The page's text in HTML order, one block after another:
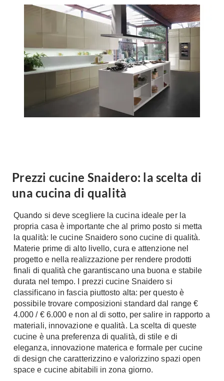
Cappe
Asciugatrici
Piccoli
Casalinghi
Moka
Soggiorno
Mobili Soggiorno
Vetrine
Pareti Attrezzate
Porta Tv
Contatti
Divani
Divani moderni
Divani classici
Poltrone
Poltroncine
Divanoletto
Faretti
Applique
Plafoniere
Riscaldamento
Caminetti
Stufe
Radiatori
Caldaie
Climatizzatori
Deumidificatori
Chiller
Pompe di calore
Ecologia
Geotermia
Case in Legno
Case Prefabbricate
Fotovoltaico
Riciclo
Energie Rinnovabili
Bioedilizia
Prezzi cucine Snaidero: la scelta di
una cucina di qualità
Quando si deve scegliere la cucina ideale per la
propria casa è importante che al primo posto si metta
la qualità: le cucine Snaidero sono cucine di qualità.
Materie prime di alto livello, cura e attenzione nel
progetto e nella realizzazione per rendere prodotti
finali di qualità che garantiscano una buona e stabile
durata nel tempo. I prezzi cucine Snaidero si
classificano in fascia piuttosto alta: per questo è
possibile trovare composizioni standard dal range €
4.000 / € 6.000 e non al di sotto, per salire in rapporto a
materiali, innovazione e qualità. La scelta di queste
cucine è una preferenza di qualità, di stile e di
eleganza, innovazione materica e formale per cucine
di design che caratterizzino e valorizzino spazi open
space e cucine abitabili in zona giorno.